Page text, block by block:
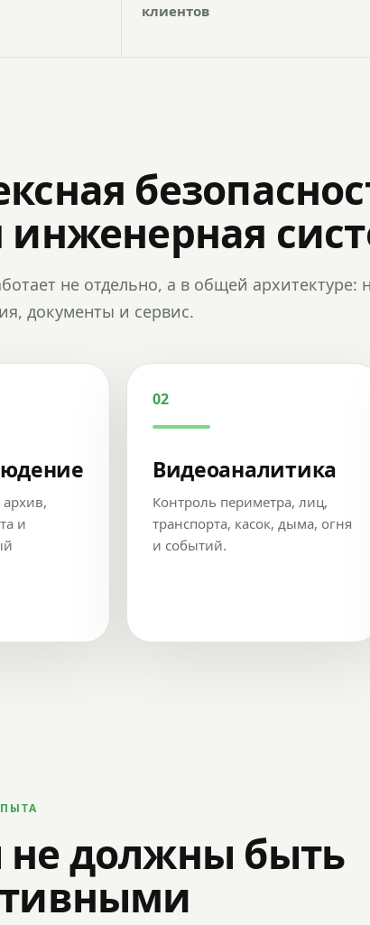
клиентов
инженерная
не отдельно, а в общей архитектуре:
документы и сервис.
и
02
Видеоаналитика
Контроль периметра, лиц,
транспорта, касок, дыма, огня
и событий.
должны быть